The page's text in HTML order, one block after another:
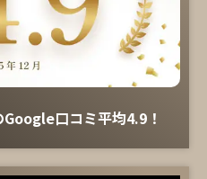
口コミ平均4.9！